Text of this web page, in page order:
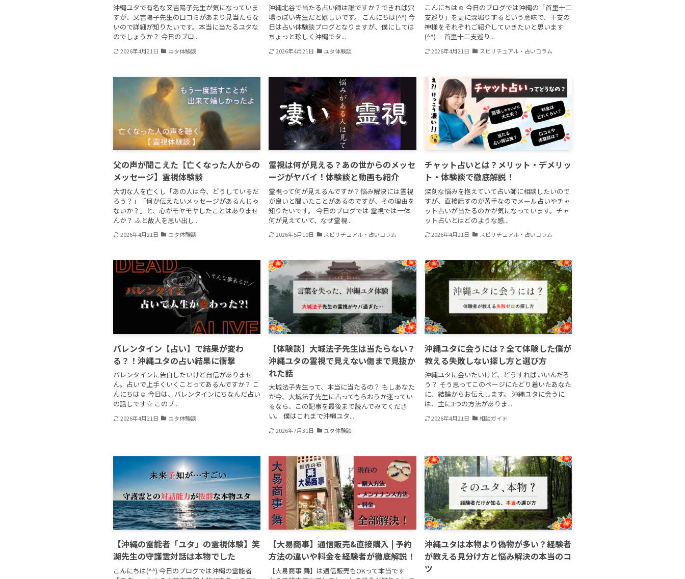
沖縄ユタで有名な又吉陽子先生が気になっていま
すが、又吉陽子先生の口コミがあまり見当たらな
いので詳細が知りたいです。本当に当たるユタな
のでしょうか？ 今日のブロ...
2026年4月21日 ユタ体験談
沖縄北谷で当たる占い師は誰ですか？できれば穴
場っぽい先生だと嬉しいです。 こんにちは(^^) 今
日は占い体験談ブログとなりますが、僕にしては
ちょっと珍しく沖縄でタ...
2026年4月21日 ユタ体験談
こんにちは☺ 今日のブログでは沖縄の「首里十二
支巡り」を更に深堀りするという意味で、干支の
神様をそれぞれご紹介していきたいと思います
(^^) 首里十二支巡り...
2026年4月21日 スピリチュアル・占いコラム
父の声が聞こえた【亡くなった人からの
メッセージ】霊視体験談
大切な人を亡くし「あの人は今、どうしているだ
ろう？」「何か伝えたいメッセージがあるんじゃ
ないか？」と、心がモヤモヤしたことはありませ
んか？ ふと故人を思い出し...
2026年4月21日 ユタ体験談
霊視は何が見える？あの世からのメッセ
ージがヤバイ！体験談と動画も紹介
霊視って何が見えるんですか？悩み解決には霊視
が良いと聞いたことがあるのですが、その理由を
知りたいです。 今日のブログでは 霊視では一体
何が見えていて、なぜ霊視...
2026年5月10日 スピリチュアル・占いコラム
チャット占いとは？メリット・デメリッ
ト・体験談で徹底解説！
深刻な悩みを抱えていて占い師に相談したいので
すが、直接話すのが苦手なのでメール占いやチャ
ット占いが当たるのかが気になっています。チャ
ット占いとはどのような感...
2026年4月21日 スピリチュアル・占いコラム
バレンタイン【占い】で結果が変わ
る？！沖縄ユタの占い結果に衝撃
バレンタインに告白したいけど自信がありませ
ん。占いで上手くいくことってあるんですか？ こ
んにちは☺ 今日は、バレンタインにちなんだ占い
の話しです☆ このブ...
2026年4月21日 ユタ体験談
【体験談】大城法子先生は当たらない？
沖縄ユタの霊視で見えない傷まで見抜か
れた話
大城法子先生って、本当に当たるの？ もしあなた
が今、大城法子先生に占ってもらおうか迷ってい
るなら、この記事を最後まで読んでみてくださ
い。 僕はこれまで沖縄ユタ...
2026年7月31日 ユタ体験談
沖縄ユタに会うには？全て体験した僕が
教える失敗しない探し方と選び方
沖縄ユタに会いたいけど、どうすればいいんだろ
う？ そう思ってこのページにたどり着いたあなた
に、結論からお伝えします。 沖縄ユタに会うに
は、主に3つの方法がありま...
2026年4月21日 相談ガイド
【沖縄の霊能者「ユタ」の霊視体験】笑
湖先生の守護霊対話は本物でした
こんにちは(^^) 今日のブログでは沖縄の霊能者
【大易商事】通信販売&直接購入 | 予約
方法の違いや料金を経験者が徹底解説！
【大易商事 舞】は通信販売もOKって本当です
沖縄ユタは本物より偽物が多い？経験者
が教える見分け方と悩み解決の本当のコ
ツ